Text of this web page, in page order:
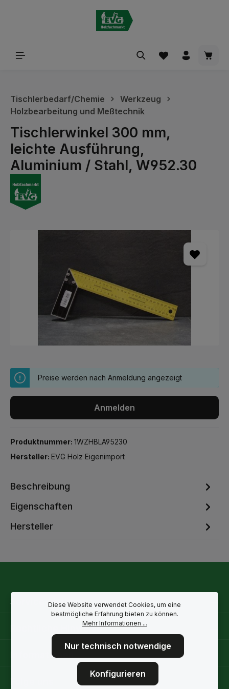
Tischlerbedarf/Chemie
Werkzeug
Holzbearbeitung und Meßtechnik
Tischlerwinkel 300 mm,
leichte Ausführung,
Aluminium / Stahl, W952.30
Preise werden nach Anmeldung angezeigt
Anmelden
Produktnummer: 1WZHBLA95230
Hersteller: EVG Holz Eigenimport
Beschreibung
Eigenschaften
Hersteller
Service-Hotline
Rechtliche Hinweise
Informationen
Folge uns
Diese Website verwendet Cookies, um eine
bestmögliche Erfahrung bieten zu können.
Mehr Informationen ...
Nur technisch notwendige
Konfigurieren